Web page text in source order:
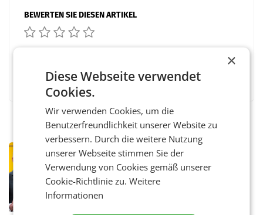
BEWERTEN SIE DIESEN ARTIKEL
Facebook TwitterMessengerWhatsApp Teilen
PRIMENEWS
Österreichische Post: Umsatzplus im
ersten Halbjahr trotz schwachem
Briefgeschäft
ersten Halbjahr 2026 einen Konzernumsatz
×
Diese Webseite verwendet
Cookies.
Wir verwenden Cookies, um die
Benutzerfreundlichkeit unserer Website zu
verbessern. Durch die weitere Nutzung
unserer Webseite stimmen Sie der
Verwendung von Cookies gemäß unserer
Cookie-Richtlinie zu.Weitere
Informationen